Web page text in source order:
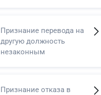
Признание перевода на
другую должность
незаконным
Признание отказа в